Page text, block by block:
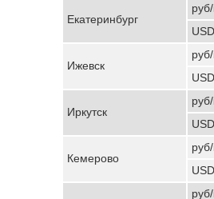
Екатеринбург
руб/
Ижевск
руб/
Иркутск
руб/
Кемерово
руб/
руб/